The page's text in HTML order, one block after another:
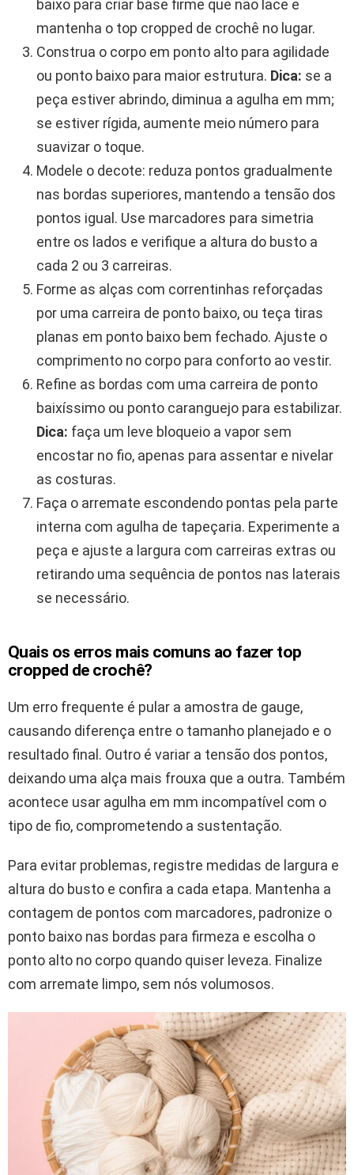
baixo para criar base firme que não lace e
mantenha o top cropped de crochê no lugar.
Construa o corpo em ponto alto para agilidade
ou ponto baixo para maior estrutura. Dica: se a
peça estiver abrindo, diminua a agulha em mm;
se estiver rígida, aumente meio número para
suavizar o toque.
Modele o decote: reduza pontos gradualmente
nas bordas superiores, mantendo a tensão dos
pontos igual. Use marcadores para simetria
entre os lados e verifique a altura do busto a
cada 2 ou 3 carreiras.
Forme as alças com correntinhas reforçadas
por uma carreira de ponto baixo, ou teça tiras
planas em ponto baixo bem fechado. Ajuste o
comprimento no corpo para conforto ao vestir.
Refine as bordas com uma carreira de ponto
baixíssimo ou ponto caranguejo para estabilizar.
Dica: faça um leve bloqueio a vapor sem
encostar no fio, apenas para assentar e nivelar
as costuras.
Faça o arremate escondendo pontas pela parte
interna com agulha de tapeçaria. Experimente a
peça e ajuste a largura com carreiras extras ou
retirando uma sequência de pontos nas laterais
se necessário.
Quais os erros mais comuns ao fazer top
cropped de crochê?
Um erro frequente é pular a amostra de gauge,
causando diferença entre o tamanho planejado e o
resultado final. Outro é variar a tensão dos pontos,
deixando uma alça mais frouxa que a outra. Também
acontece usar agulha em mm incompatível com o
tipo de fio, comprometendo a sustentação.
Para evitar problemas, registre medidas de largura e
altura do busto e confira a cada etapa. Mantenha a
contagem de pontos com marcadores, padronize o
ponto baixo nas bordas para firmeza e escolha o
ponto alto no corpo quando quiser leveza. Finalize
com arremate limpo, sem nós volumosos.